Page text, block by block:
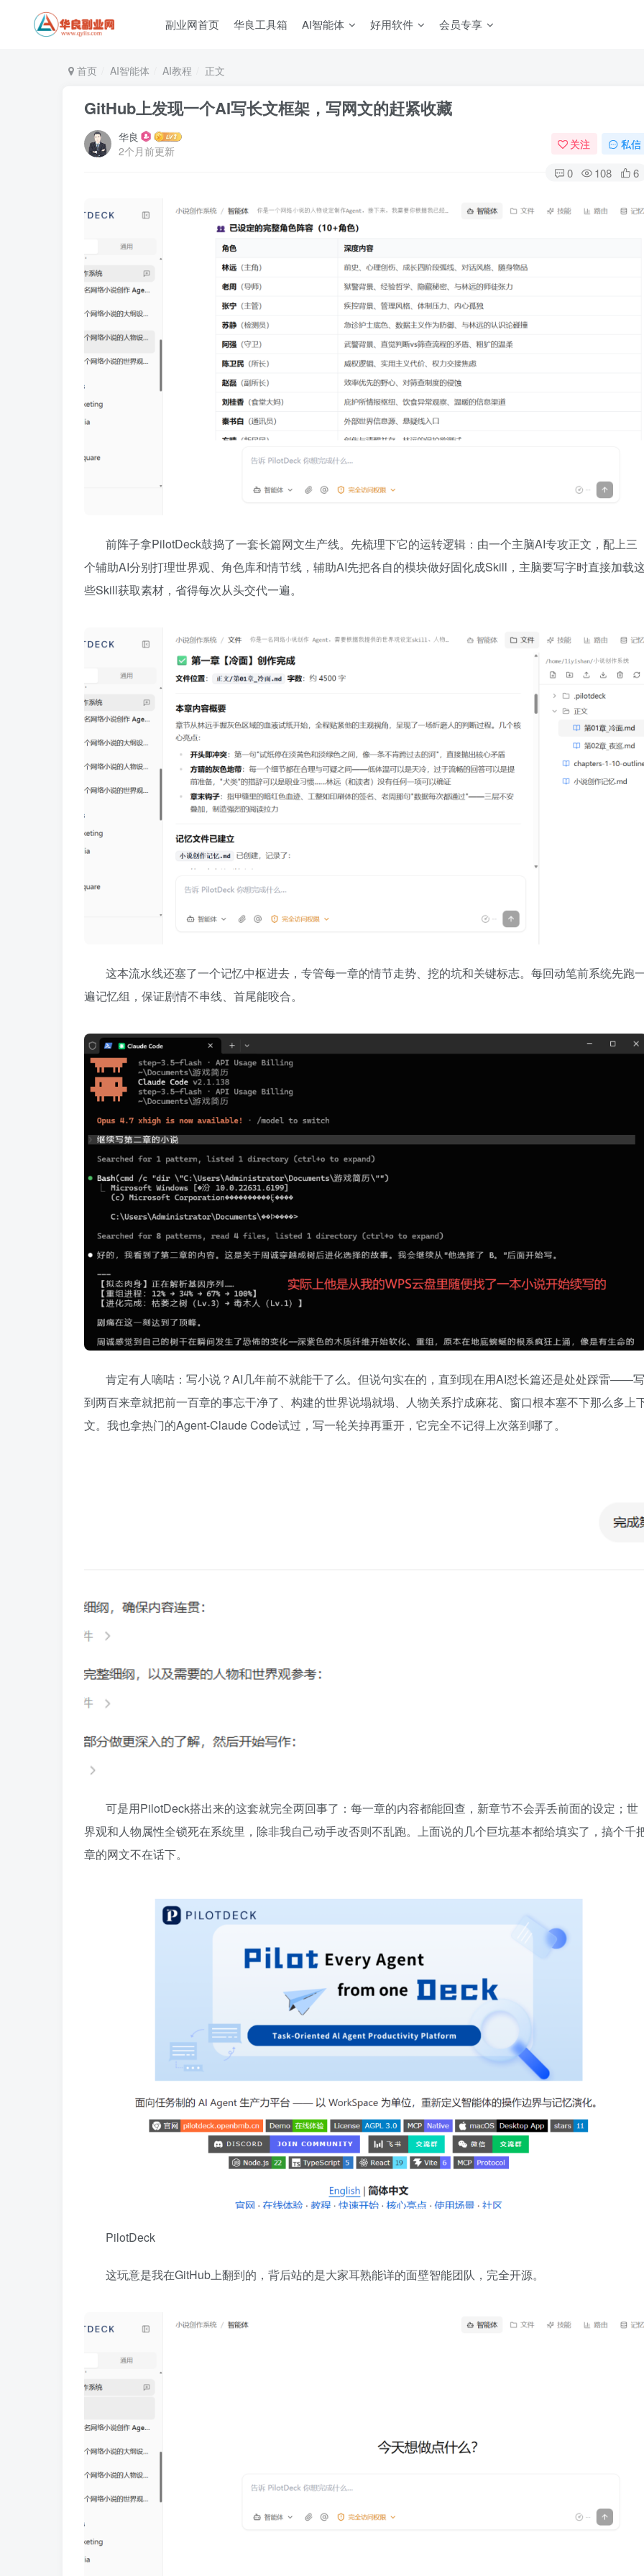
副业网首页 华良工具箱 AI智能体 好用软件 会员专享
首页 AI智能体 AI教程 正文
GitHub上发现一个AI写长文框架，写网文的赶紧收藏
华良
2个月前更新
关注 私信
0 108 6
前阵子拿PilotDeck鼓捣了一套长篇网文生产线。先梳理下它的运转逻辑：由一个主脑AI专攻正文，配上三
个辅助AI分别打理世界观、角色库和情节线，辅助AI先把各自的模块做好固化成Skill，主脑要写字时直接加载
些Skill获取素材，省得每次从头交代一遍。
这本流水线还塞了一个记忆中枢进去，专管每一章的情节走势、挖的坑和关键标志。每回动笔前系统先跑
遍记忆组，保证剧情不串线、首尾能咬合。
肯定有人嘀咕：写小说？AI几年前不就能干了么。但说句实在的，直到现在用AI怼长篇还是处处踩雷——写
到两百来章就把前一百章的事忘干净了、构建的世界说塌就塌、人物关系拧成麻花、窗口根本塞不下那么多上
文。我也拿热门的Agent-Claude Code试过，写一轮关掉再重开，它完全不记得上次落到哪了。
可是用PilotDeck搭出来的这套就完全两回事了：每一章的内容都能回查，新章节不会弄丢前面的设定；世
界观和人物属性全锁死在系统里，除非我自己动手改否则不乱跑。上面说的几个巨坑基本都给填实了，搞个千
章的网文不在话下。
PilotDeck
这玩意是我在GitHub上翻到的，背后站的是大家耳熟能详的面壁智能团队，完全开源。
扫码登录